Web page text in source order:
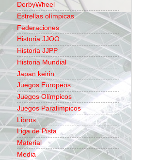
DerbyWheel
Estrellas olímpicas
Federaciones
Historia JJOO
Historia JJPP
Historia Mundial
Japan keirin
Juegos Europeos
Juegos Olímpicos
Juegos Paralímpicos
Libros
Liga de Pista
Material
Media